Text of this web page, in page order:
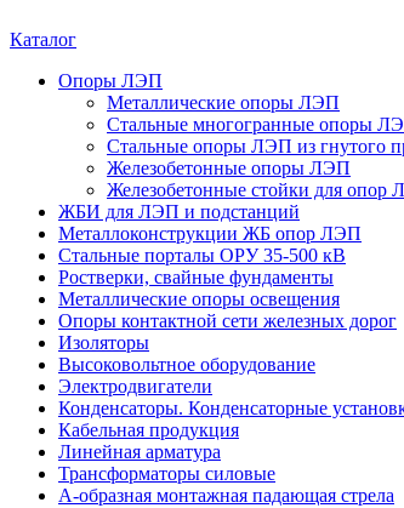
Каталог
Опоры ЛЭП
Металлические опоры ЛЭП
Стальные многогранные опоры
Стальные опоры ЛЭП из гнутого
Железобетонные опоры ЛЭП
Железобетонные стойки для опор
ЖБИ для ЛЭП и подстанций
Металлоконструкции ЖБ опор ЛЭП
Стальные порталы ОРУ 35-500 кВ
Ростверки, свайные фундаменты
Металлические опоры освещения
Опоры контактной сети железных дорог
Изоляторы
Высоковольтное оборудование
Электродвигатели
Конденсаторы. Конденсаторные
Кабельная продукция
Линейная арматура
Трансформаторы силовые
А-образная монтажная падающая стрела